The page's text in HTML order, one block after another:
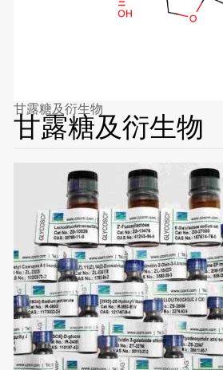
甘露糖及衍生物
甘露糖及衍生物